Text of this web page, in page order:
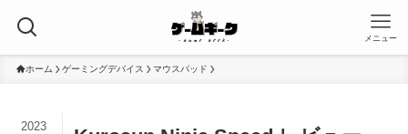
メニュー
ホーム ゲーミングデバイス マウスパッド
2023